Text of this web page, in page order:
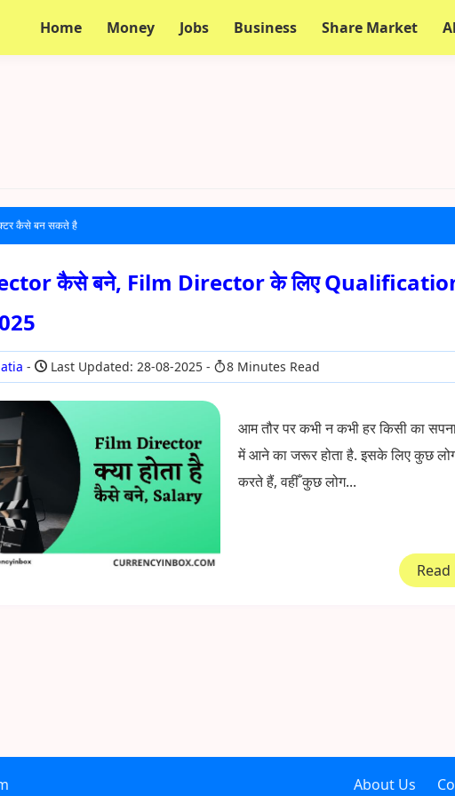
Home Money Jobs Business Share Market
कैसे बन सकते है
कैसे बने, Film Director के लिए
Last Updated: 28-08-2025 8 Minutes Read
आम तौर पर कभी न कभी हर किसी का
में आने का जरूर होता है. इसके लिए कुछ
करते हैं, वहीँ कुछ लोग...
About Us